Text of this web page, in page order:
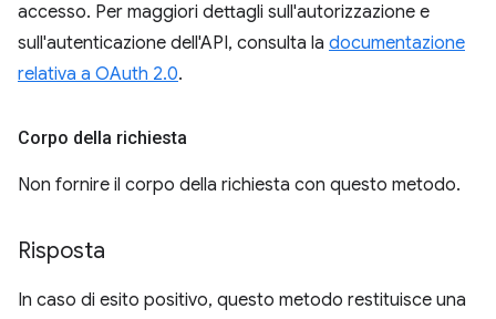
accesso. Per maggiori dettagli sull'autorizzazione e
sull'autenticazione dell'API, consulta la documentazione
relativa a OAuth 2.0.
Corpo della richiesta
Non fornire il corpo della richiesta con questo metodo.
Risposta
In caso di esito positivo, questo metodo restituisce una